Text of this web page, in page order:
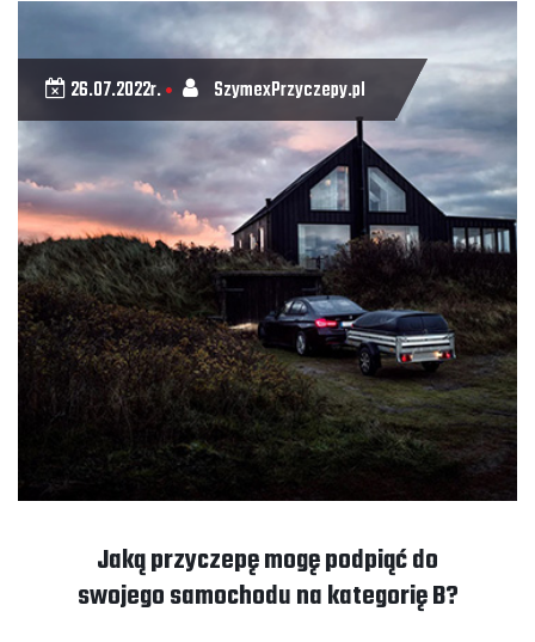
26.07.2022r.• SzymexPrzyczepy.pl
Jaką przyczepę mogę podpiąć do
swojego samochodu na kategorię B?